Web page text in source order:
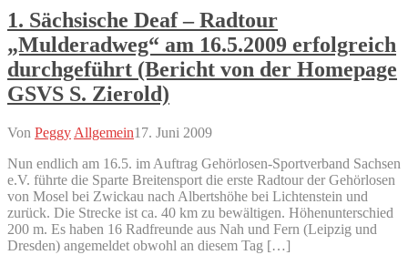
1. Sächsische Deaf – Radtour
„Mulderadweg“ am 16.5.2009 erfolgreich
durchgeführt (Bericht von der Homepage
GSVS S. Zierold)
Von Peggy Allgemein17. Juni 2009
Nun endlich am 16.5. im Auftrag Gehörlosen-Sportverband Sachsen
e.V. führte die Sparte Breitensport die erste Radtour der Gehörlosen
von Mosel bei Zwickau nach Albertshöhe bei Lichtenstein und
zurück. Die Strecke ist ca. 40 km zu bewältigen. Höhenunterschied
200 m. Es haben 16 Radfreunde aus Nah und Fern (Leipzig und
Dresden) angemeldet obwohl an diesem Tag […]